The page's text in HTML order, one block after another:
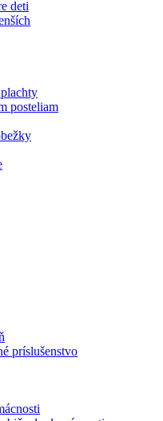
deti
posteliam
príslušenstvo